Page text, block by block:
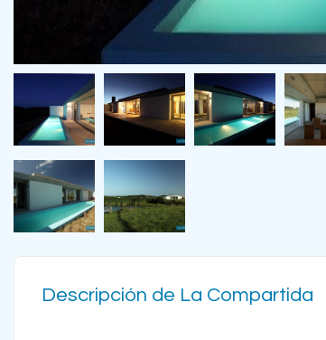
Descripción de La Compartida